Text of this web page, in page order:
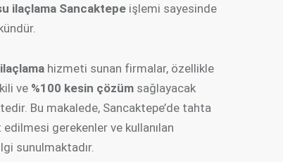
ilaçlama Sancaktepe işlemi sayesinde
hizmeti sunan firmalar, özellikle
ve %100 kesin çözüm sağlayacak
Bu makalede, Sancaktepe’de tahta
gerekenler ve kullanılan
sunulmaktadır.